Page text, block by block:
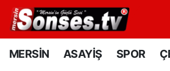
MERSİN ASAYİŞ SPOR
MERSİN
Mersin Nöbetçi Eczaneler